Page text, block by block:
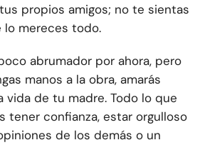
propios amigos; no te sientas
mereces todo.
abrumador por ahora, pero
manos a la obra, amarás
vida de tu madre. Todo lo que
tener confianza, estar orgulloso
de los demás o un